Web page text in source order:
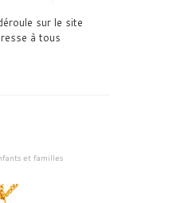
sur le site
à tous
et familles